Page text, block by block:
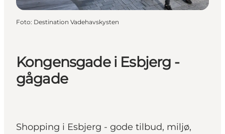
Kongensgade i Esbjerg -
gågade
Shopping i Esbjerg - gode tilbud, miljø,
Foto: Destination Vadehavskysten